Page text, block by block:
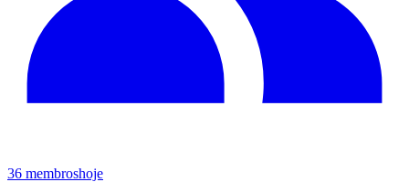
36 membroshoje